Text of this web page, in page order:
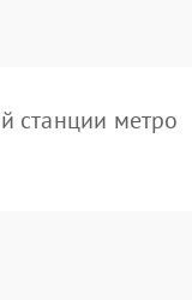
станции метро